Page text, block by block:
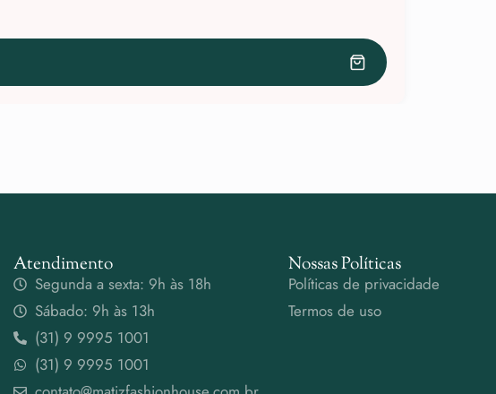
Atendimento
Segunda a sexta: 9h às 18h
Sábado: 9h às 13h
(31) 9 9995 1001
(31) 9 9995 1001
Nossas Políticas
Políticas de privacidade
Termos de uso